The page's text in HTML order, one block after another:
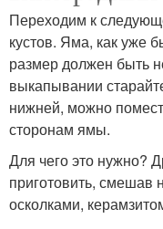
Переходим к
кустов. Яма, как уже
размер должен быть
выкапывании
нижней, можно
сторонам ямы.
Для чего это нужно?
приготовить, смешав
осколками,